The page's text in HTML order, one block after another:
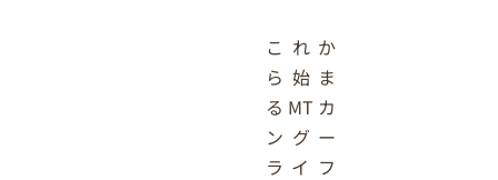
これか
ら始ま
るMTカ
ングー
ライフ